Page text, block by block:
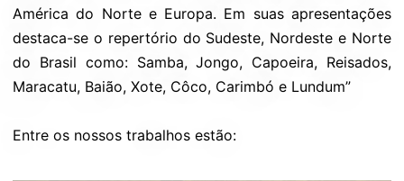
América do Norte e Europa. Em suas apresentações
destaca-se o repertório do Sudeste, Nordeste e Norte
do Brasil como: Samba, Jongo, Capoeira, Reisados,
Maracatu, Baião, Xote, Côco, Carimbó e Lundum”
Entre os nossos trabalhos estão: